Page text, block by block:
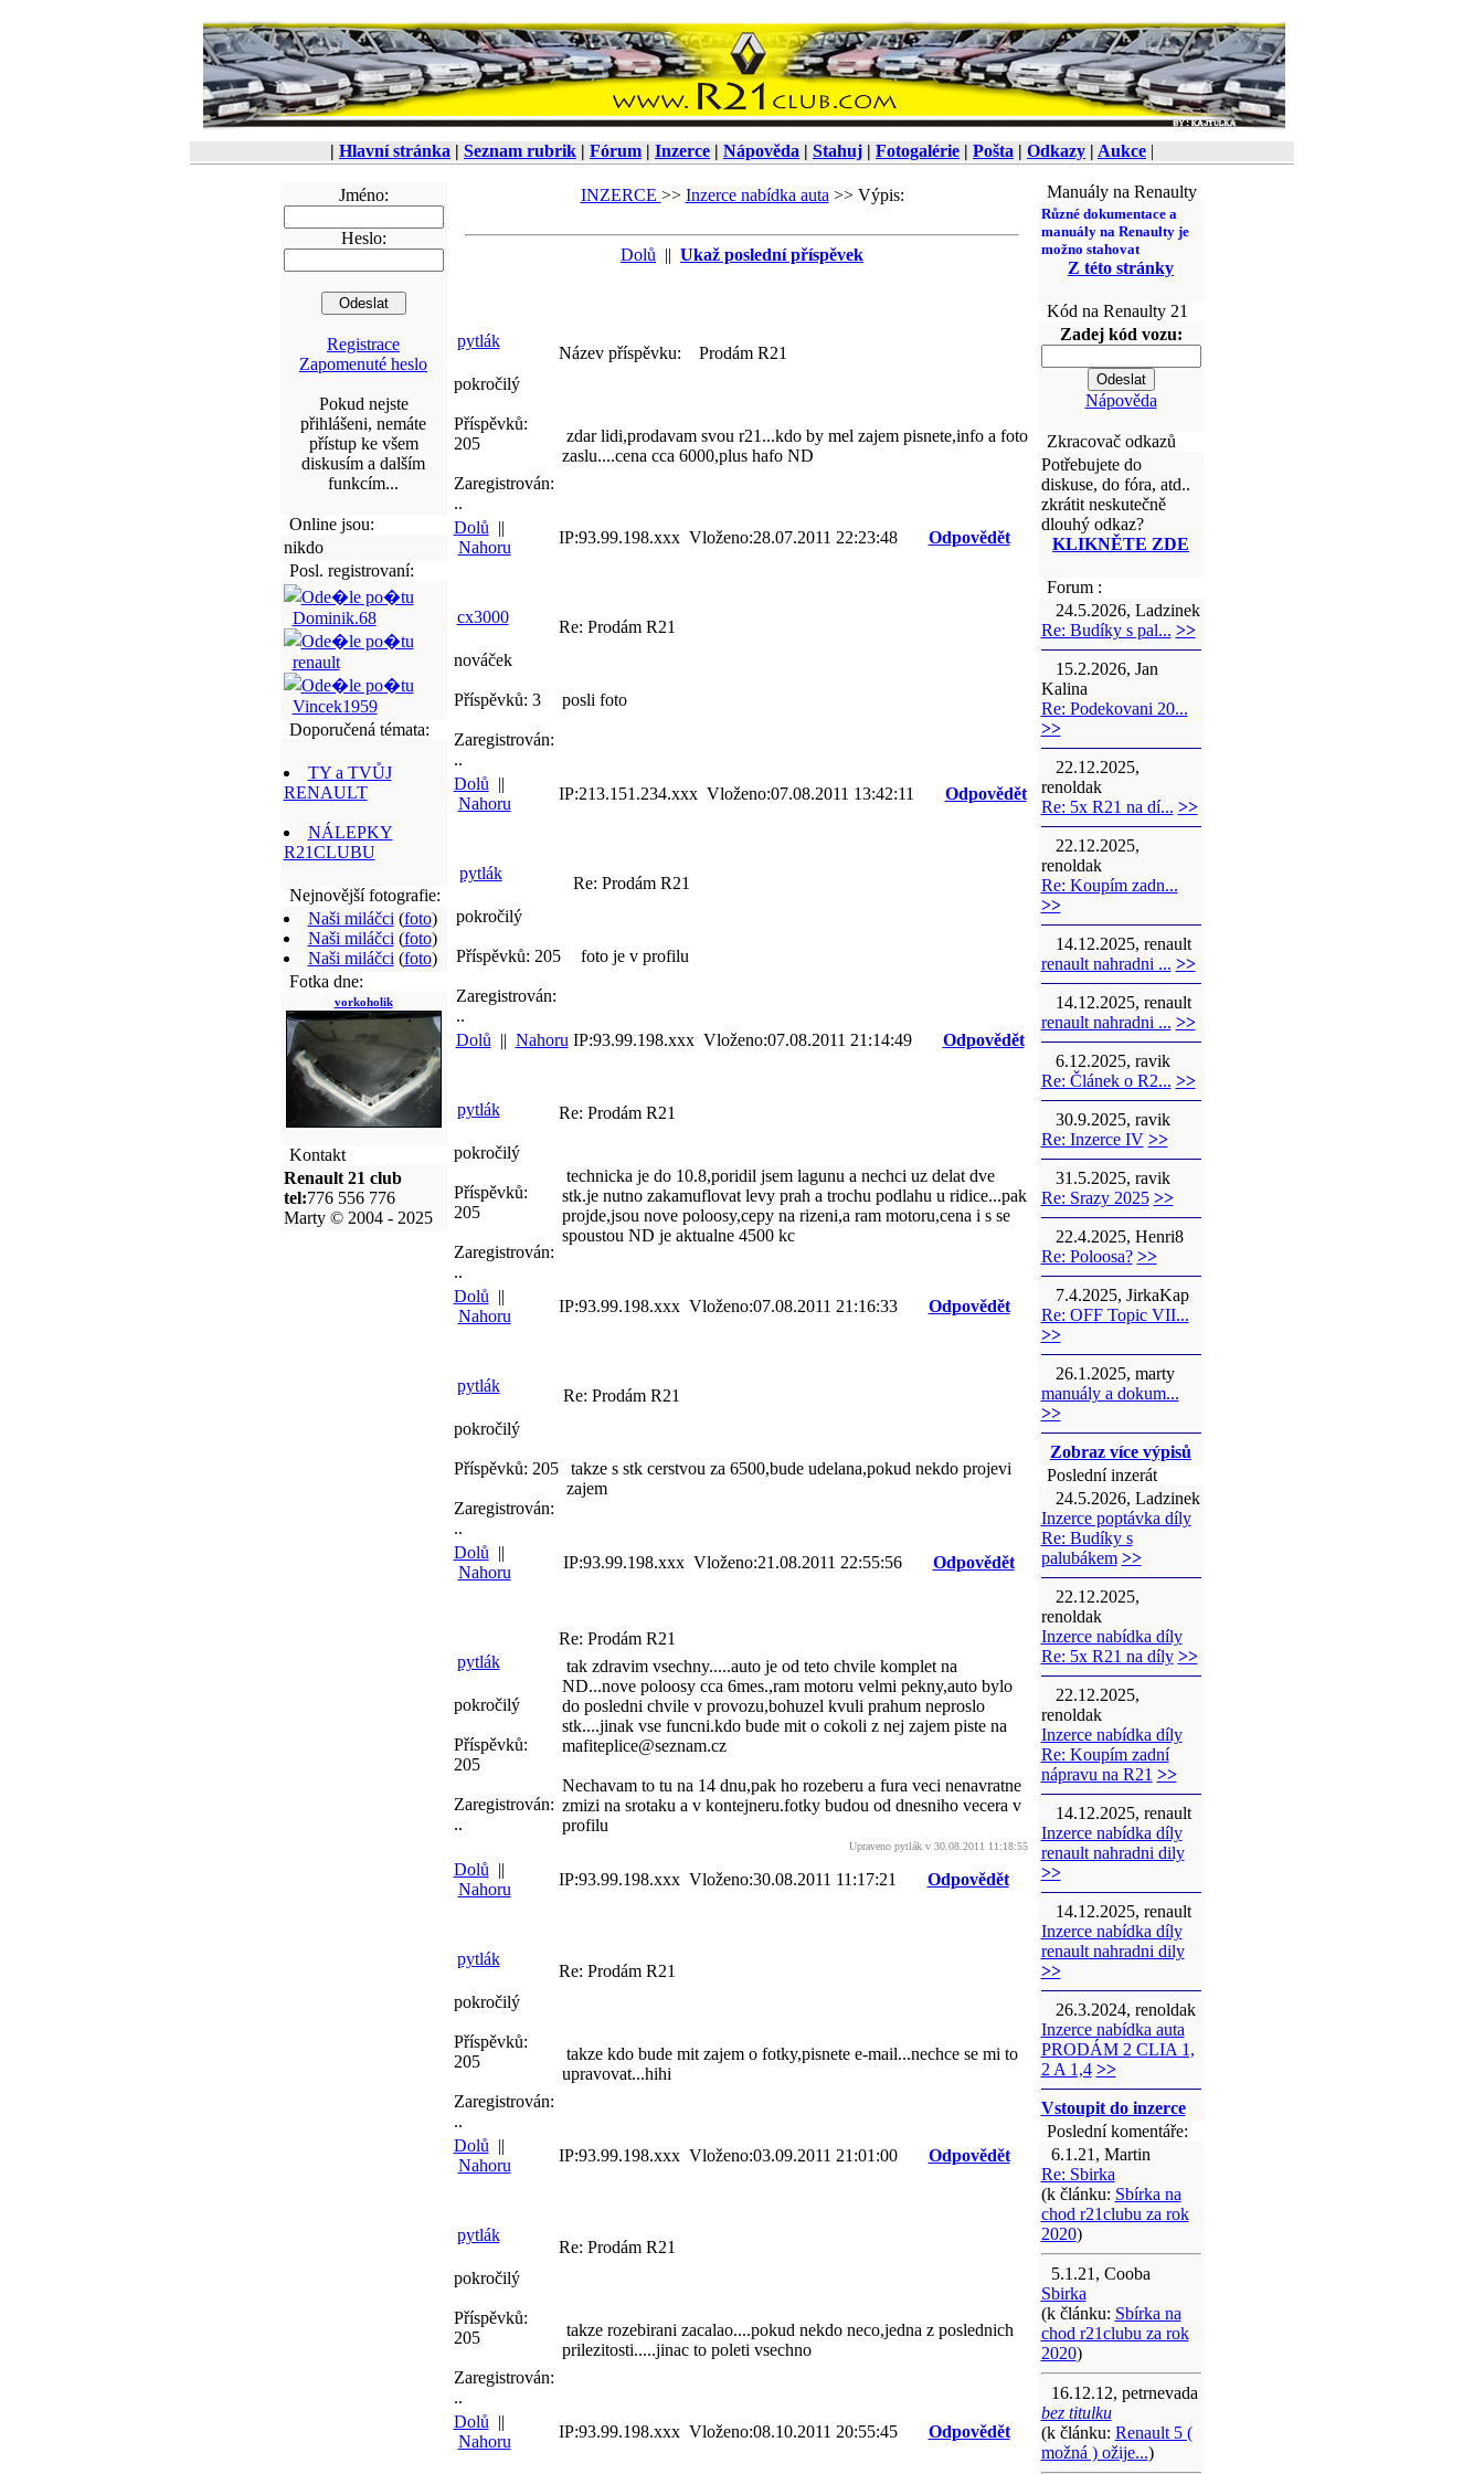
| Hlavní stránka | Seznam rubrik | Fórum | Inzerce | Nápověda | Stahuj | Fotogalérie | Pošta | Odkazy | Aukce |
Jméno:
Heslo:
Registrace
Zapomenuté heslo
Pokud nejste
přihlášeni, nemáte
přístup ke všem
diskusím a dalším
funkcím...
Online jsou:
nikdo
Posl. registrovaní:
Dominik.68
renault
Vincek1959
Doporučená témata:
TY a TVŮJ
RENAULT
NÁLEPKY
R21CLUBU
Nejnovější fotografie:
Naši miláčci (foto)
Naši miláčci (foto)
Naši miláčci (foto)
Fotka dne:
vorkoholik
Kontakt
Renault 21 club
tel:776 556 776
Marty © 2004 - 2025
INZERCE >> Inzerce nabídka auta >> Výpis:
Dolů || Ukaž poslední příspěvek
pytlák
pokročilý
Příspěvků:
205
Zaregistrován:
..
Název příspěvku: Prodám R21
zdar lidi,prodavam svou r21...kdo by mel zajem pisnete,info a foto
zaslu....cena cca 6000,plus hafo ND
Dolů ||
Nahoru
IP:93.99.198.xxx Vloženo:28.07.2011 22:23:48 Odpovědět
cx3000
nováček
Příspěvků: 3
Zaregistrován:
..
Re: Prodám R21
posli foto
Dolů ||
Nahoru
IP:213.151.234.xxx Vloženo:07.08.2011 13:42:11 Odpovědět
pytlák
pokročilý
Příspěvků: 205
Zaregistrován:
..
Re: Prodám R21
foto je v profilu
Dolů || Nahoru IP:93.99.198.xxx Vloženo:07.08.2011 21:14:49 Odpovědět
pytlák
pokročilý
Příspěvků:
205
Zaregistrován:
..
Re: Prodám R21
technicka je do 10.8,poridil jsem lagunu a nechci uz delat dve
stk.je nutno zakamuflovat levy prah a trochu podlahu u ridice...pak
projde,jsou nove poloosy,cepy na rizeni,a ram motoru,cena i s se
spoustou ND je aktualne 4500 kc
Dolů ||
Nahoru
IP:93.99.198.xxx Vloženo:07.08.2011 21:16:33 Odpovědět
pytlák
pokročilý
Příspěvků: 205
Zaregistrován:
..
Re: Prodám R21
takze s stk cerstvou za 6500,bude udelana,pokud nekdo projevi
zajem
Dolů ||
Nahoru
IP:93.99.198.xxx Vloženo:21.08.2011 22:55:56 Odpovědět
pytlák
pokročilý
Příspěvků:
205
Zaregistrován:
..
Re: Prodám R21
tak zdravim vsechny.....auto je od teto chvile komplet na
ND...nove poloosy cca 6mes.,ram motoru velmi pekny,auto bylo
do posledni chvile v provozu,bohuzel kvuli prahum neproslo
stk....jinak vse funcni.kdo bude mit o cokoli z nej zajem piste na
mafiteplice@seznam.cz
Nechavam to tu na 14 dnu,pak ho rozeberu a fura veci nenavratne
zmizi na srotaku a v kontejneru.fotky budou od dnesniho vecera v
profilu
Upraveno pytlák v 30.08.2011 11:18:55
Dolů ||
Nahoru
IP:93.99.198.xxx Vloženo:30.08.2011 11:17:21 Odpovědět
pytlák
pokročilý
Příspěvků:
205
Zaregistrován:
..
Re: Prodám R21
takze kdo bude mit zajem o fotky,pisnete e-mail...nechce se mi to
upravovat...hihi
Dolů ||
Nahoru
IP:93.99.198.xxx Vloženo:03.09.2011 21:01:00 Odpovědět
pytlák
pokročilý
Příspěvků:
205
Zaregistrován:
..
Re: Prodám R21
takze rozebirani zacalao....pokud nekdo neco,jedna z poslednich
prilezitosti.....jinac to poleti vsechno
Dolů ||
Nahoru
IP:93.99.198.xxx Vloženo:08.10.2011 20:55:45 Odpovědět
Manuály na Renaulty
Různé dokumentace a
manuály na Renaulty je
možno stahovat
Z této stránky
Kód na Renaulty 21
Zadej kód vozu:
Nápověda
Zkracovač odkazů
Potřebujete do
diskuse, do fóra, atd..
zkrátit neskutečně
dlouhý odkaz?
KLIKNĚTE ZDE
Forum :
24.5.2026, Ladzinek
Re: Budíky s pal... >>
15.2.2026, Jan
Kalina
Re: Podekovani 20...
>>
22.12.2025,
renoldak
Re: 5x R21 na dí... >>
22.12.2025,
renoldak
Re: Koupím zadn...
>>
14.12.2025, renault
renault nahradni ... >>
14.12.2025, renault
renault nahradni ... >>
6.12.2025, ravik
Re: Článek o R2... >>
30.9.2025, ravik
Re: Inzerce IV >>
31.5.2025, ravik
Re: Srazy 2025 >>
22.4.2025, Henri8
Re: Poloosa? >>
7.4.2025, JirkaKap
Re: OFF Topic VII...
>>
26.1.2025, marty
manuály a dokum...
>>
Zobraz více výpisů
Poslední inzerát
24.5.2026, Ladzinek
Inzerce poptávka díly
Re: Budíky s
palubákem >>
22.12.2025,
renoldak
Inzerce nabídka díly
Re: 5x R21 na díly >>
22.12.2025,
renoldak
Inzerce nabídka díly
Re: Koupím zadní
nápravu na R21 >>
14.12.2025, renault
Inzerce nabídka díly
renault nahradni dily
>>
14.12.2025, renault
Inzerce nabídka díly
renault nahradni dily
>>
26.3.2024, renoldak
Inzerce nabídka auta
PRODÁM 2 CLIA 1,
2 A 1,4 >>
Vstoupit do inzerce
Poslední komentáře:
6.1.21, Martin
Re: Sbirka
(k článku: Sbírka na
chod r21clubu za rok
2020)
5.1.21, Cooba
Sbirka
(k článku: Sbírka na
chod r21clubu za rok
2020)
16.12.12, petrnevada
bez titulku
(k článku: Renault 5 (
možná ) ožije...)